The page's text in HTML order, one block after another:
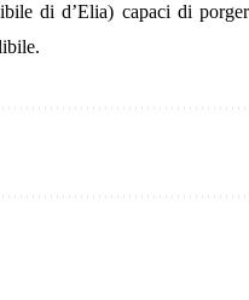
di d’Elia) capaci di